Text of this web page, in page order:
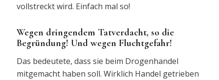
vollstreckt wird. Einfach mal so!
Wegen dringendem Tatverdacht, so die
Begründung! Und wegen Fluchtgefahr!
Das bedeutete, dass sie beim Drogenhandel
mitgemacht haben soll. Wirklich Handel getrieben